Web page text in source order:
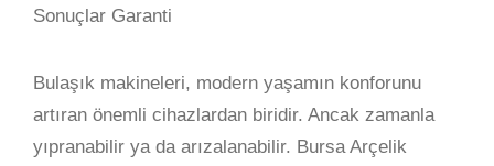
Sonuçlar Garanti
Bulaşık makineleri, modern yaşamın konforunu
artıran önemli cihazlardan biridir. Ancak zamanla
yıpranabilir ya da arızalanabilir. Bursa Arçelik